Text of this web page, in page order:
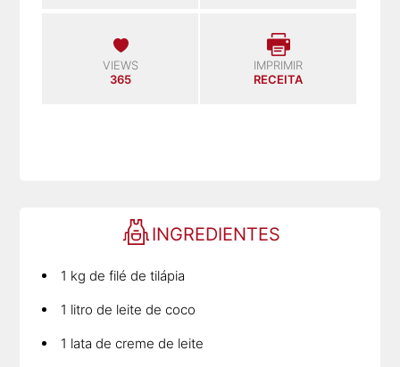
VIEWS
365
IMPRIMIR
RECEITA
INGREDIENTES
1 kg de filé de tilápia
1 litro de leite de coco
1 lata de creme de leite